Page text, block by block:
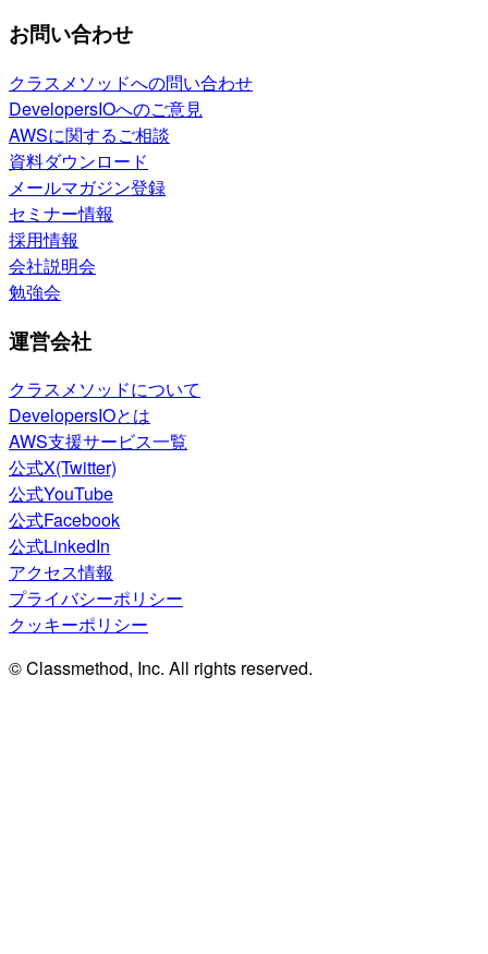
お問い合わせ
クラスメソッドへの問い合わせ
DevelopersIOへのご意見
AWSに関するご相談
資料ダウンロード
メールマガジン登録
セミナー情報
採用情報
会社説明会
勉強会
運営会社
クラスメソッドについて
DevelopersIOとは
AWS支援サービス一覧
公式X(Twitter)
公式YouTube
公式Facebook
公式LinkedIn
アクセス情報
プライバシーポリシー
クッキーポリシー
© Classmethod, Inc. All rights reserved.